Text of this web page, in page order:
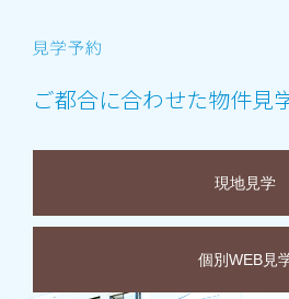
ご都合に合わせた物件見
現地見学
個別WEB見